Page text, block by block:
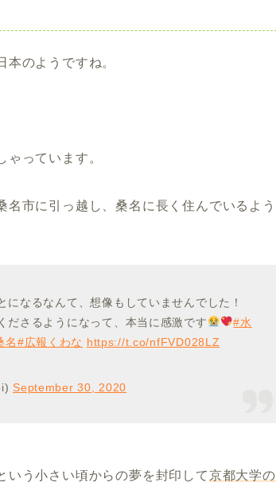
のようですね。
っています。
市に引っ越し、桑名に長く住んでいるよう
なるなんて、想像もしていませんでした！
ださるようになって、本当に感激です
#水
名#広報くわな https://t.co/nfFVD028LZ
September 30, 2020
いう小さい頃からの夢を封印して京都大学の